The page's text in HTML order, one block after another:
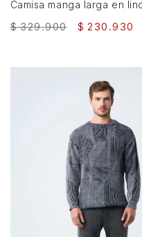
$ 329.900 $ 230 .930